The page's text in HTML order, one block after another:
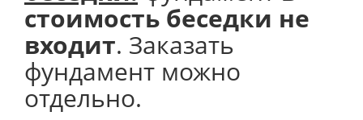
стоимость беседки не
входит. Заказать
фундамент можно
отдельно.